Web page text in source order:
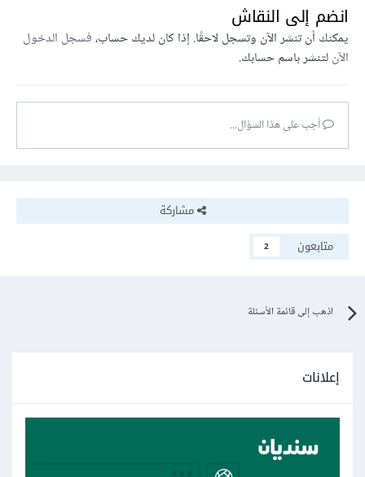
انضم إلى النقاش
يمكنك أن تنشر الآن وتسجل لاحقًا. إذا كان لديك حساب،فسجل الدخول
الآنلتنشر باسم حسابك.
أجب على هذا السؤال...
مشاركة
متابعون
2
اذهب إلى قائمة الأسئلة
إعلانات